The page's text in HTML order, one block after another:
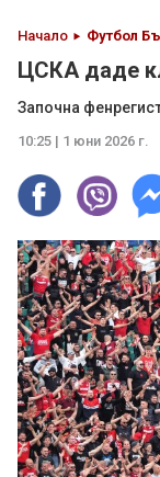
Начало Футбол
ЦСКА даде
Започна
10:25 | 1 юни 2026 г.